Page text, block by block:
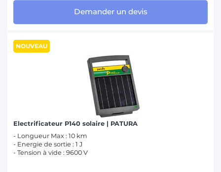
Demander un devis
NOUVEAU
Electrificateur P140 solaire | PATURA
- Longueur Max : 10 km
- Energie de sortie : 1 J
- Tension à vide : 9600 V